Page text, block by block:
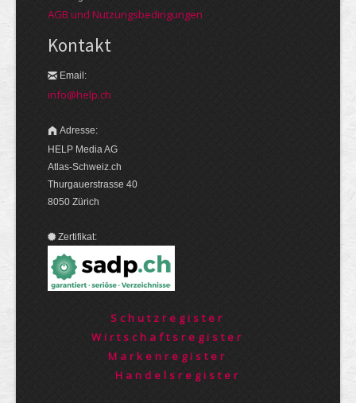
AGB und Nutzungsbedingungen
Kontakt
Email:
info@help.ch
Adresse:
HELP Media AG
Atlas-Schweiz.ch
Thurgauerstrasse 40
8050 Zürich
Zertifikat:
Schutzregister
Wirtschaftsregister
Markenregister
Handelsregister